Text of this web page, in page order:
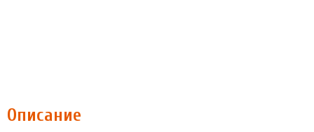
Описание